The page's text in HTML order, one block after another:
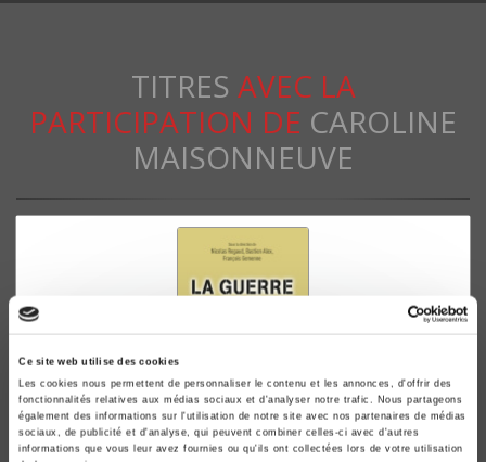
Ce site web utilise des cookies
Les cookies nous permettent de personnaliser le contenu et les annonces, d'offrir des
fonctionnalités relatives aux médias sociaux et d'analyser notre trafic. Nous partageons
également des informations sur l'utilisation de notre site avec nos partenaires de médias
sociaux, de publicité et d'analyse, qui peuvent combiner celles-ci avec d'autres
informations que vous leur avez fournies ou qu'ils ont collectées lors de votre utilisation
TITRES AVEC LA
PARTICIPATION DE CAROLINE
MAISONNEUVE